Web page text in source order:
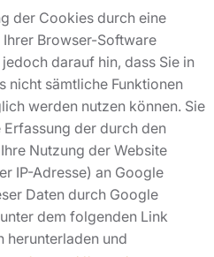
der Cookies durch eine
Browser-Software
darauf hin, dass Sie in
nicht sämtliche Funktionen
werden nutzen können. Sie
der durch den
Nutzung der Website
IP-Adresse) an Google
Daten durch Google
dem folgenden Link
herunterladen und